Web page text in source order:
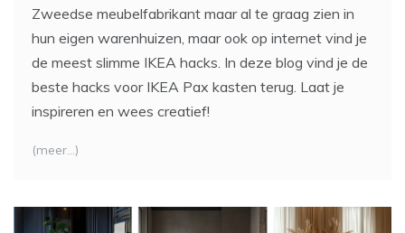
Zweedse meubelfabrikant maar al te graag zien in
hun eigen warenhuizen, maar ook op internet vind je
de meest slimme IKEA hacks. In deze blog vind je de
beste hacks voor IKEA Pax kasten terug. Laat je
inspireren en wees creatief!
(meer…)